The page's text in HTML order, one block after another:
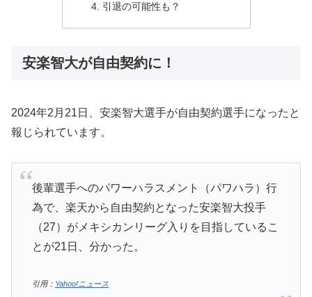
引退の可能性も？
安楽智大が自由契約に！
2024年2月21日、安楽智大選手が自由契約選手になったと
報じられています。
後輩選手へのパワーハラスメント（パワハラ）行
為で、楽天から自由契約となった安楽智大投手
（27）がメキシカンリーグ入りを目指しているこ
とが21日、分かった。
引用： Yahoo!ニュース